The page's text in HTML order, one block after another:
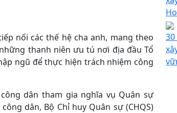
nối các thế hệ cha anh, mang theo
thanh niên ưu tú nơi địa đầu Tổ
ngũ để thực hiện trách nhiệm công
dân tham gia nghĩa vụ Quân sự
dân, Bộ Chỉ huy Quân sự (CHQS)